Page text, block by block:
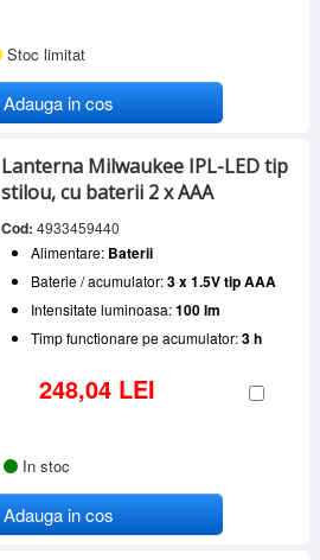
Stoc limitat
Adauga in cos
Lanterna Milwaukee IPL-LED tip
stilou, cu baterii 2 x AAA
Cod: 4933459440
Alimentare: Baterii
Baterie / acumulator:3 x 1.5V tip AAA
Intensitate luminoasa:100 lm
Timp functionare pe acumulator:3 h
248,04 LEI
In stoc
Adauga in cos